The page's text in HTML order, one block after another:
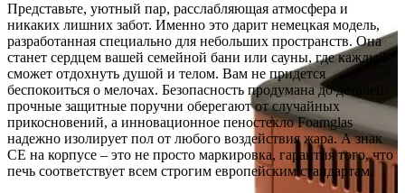
Представьте, уютный пар, расслабляющая атмосфера и
никаких лишних забот. Именно это дарит немецкая модель,
разработанная специально для небольших пространств. Она
станет сердцем вашей семейной бани или сауны, где каждый
сможет отдохнуть душой и телом. Вам не придется
беспокоиться о мелочах. Безопасность продумана до деталей:
прочные защитные поручни оберегают от случайных
прикосновений, а инновационное пеностекло Foamglas
надежно изолирует пол от любого воздействия жара. А знак
СЕ на корпусе – это не просто маркировка, гарантия того, что
печь соответствует всем строгим европейским стандартам.